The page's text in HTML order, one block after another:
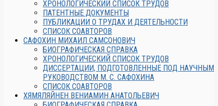
ХРОНОЛОГИЧЕСКИЙ СПИСОК ТРУДОВ
ПАТЕНТНЫЕ ДОКУМЕНТЫ
ПУБЛИКАЦИИ О ТРУДАХ И ДЕЯТЕЛЬНОСТИ
СПИСОК СОАВТОРОВ
САФОХИН МИХАИЛ САМСОНОВИЧ
БИОГРАФИЧЕСКАЯ СПРАВКА
ХРОНОЛОГИЧЕСКИЙ СПИСОК ТРУДОВ
ДИССЕРТАЦИИ, ПОДГОТОВЛЕННЫЕ ПОД НАУЧНЫМ
РУКОВОДСТВОМ М. С. САФОХИНА
СПИСОК СОАВТОРОВ
ХЯМЯЛЯЙНЕН ВЕНИАМИН АНАТОЛЬЕВИЧ